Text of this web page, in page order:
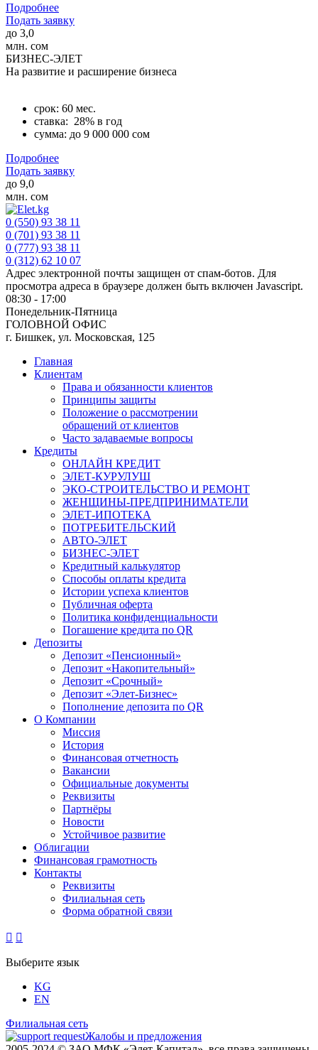
Подробнее
Подать заявку
до 3,0
млн. сом
БИЗНЕС-ЭЛЕТ
На развитие и расширение бизнеса
срок: 60 мес.
ставка: 28% в год
сумма: до 9 000 000 сом
Подробнее
Подать заявку
до 9,0
млн. сом
0 (550) 93 38 11
0 (701) 93 38 11
0 (777) 93 38 11
0 (312) 62 10 07
Адрес электронной почты защищен от спам-ботов. Для
просмотра адреса в браузере должен быть включен Javascript.
08:30 - 17:00
Понедельник-Пятница
ГОЛОВНОЙ ОФИС
г. Бишкек, ул. Московская, 125
Главная
Клиентам
Права и обязанности клиентов
Принципы защиты
Положение о рассмотрении
обращений от клиентов
Часто задаваемые вопросы
Кредиты
ОНЛАЙН КРЕДИТ
ЭЛЕТ-КУРУЛУШ
ЭКО-СТРОИТЕЛЬСТВО И РЕМОНТ
ЖЕНЩИНЫ-ПРЕДПРИНИМАТЕЛИ
ЭЛЕТ-ИПОТЕКА
ПОТРЕБИТЕЛЬСКИЙ
АВТО-ЭЛЕТ
БИЗНЕС-ЭЛЕТ
Кредитный калькулятор
Способы оплаты кредита
Истории успеха клиентов
Публичная оферта
Политика конфиденциальности
Погашение кредита по QR
Депозиты
Депозит «Пенсионный»
Депозит «Накопительный»
Депозит «Срочный»
Депозит «Элет-Бизнес»
Пополнение депозита по QR
О Компании
Миссия
История
Финансовая отчетность
Вакансии
Официальные документы
Реквизиты
Партнёры
Новости
Устойчивое развитие
Облигации
Финансовая грамотность
Контакты
Реквизиты
Филиальная сеть
Форма обратной связи
 
Выберите язык
KG
EN
Филиальная сеть
Жалобы и предложения